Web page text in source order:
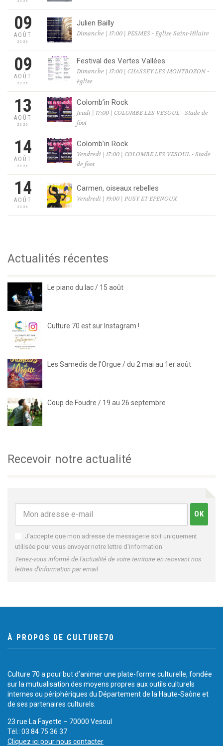
09
AOÛT
2026
Julien Bailly
Dimanche | 17:00 | PESMES - Eglise Saint-Hilaire
09
AOÛT
2026
Festival des Vertes Vallées
Dimanche | 17:00 | CHASSEY LES MONTBOZON -
église
13
AOÛT
2026
Colomb’in Rock
Jeudi | 17:00 | COLOMBE LES VESOUL - Stade de
foot
14
AOÛT
2026
Colomb’in Rock
Vendredi | 17:00 | COLOMBE LES VESOUL - Stade
de foot
14
AOÛT
2026
Carmen, oiseaux rebelles
Vendredi | 19:00 | PUSY ET EPENOUX
Actualités récentes
Le piano du lac / 15 août
Culture 70 est sur Instagram !
Les Samedis de l’Orgue / du 2 mai au 1er août
Coup de Foudre / 19 au 26 septembre
Recevoir notre actualité
J'accepte que mon adresse de messagerie soit uniquement
utilisée pour vous envoyer notre lettre d'information
Tenez-vous informé de l'actualité de votre territoire en recevant nos
lettres d'information par email
À PROPOS DE CULTURE70
Culture 70 a pour but d’animer une plate-forme culturelle, fondée
sur la mutualisation des moyens propres aux outils culturels
internes ou périphériques du Département de la Haute-Saône et
de ses partenaires culturels.
23 rue La Fayette – 70000 Vesoul
Tél.: 03 84 75 36 37
Cliquez ici pour nous contacter